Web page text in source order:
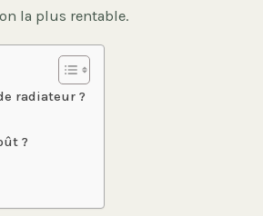
la plus rentable.
radiateur ?
?